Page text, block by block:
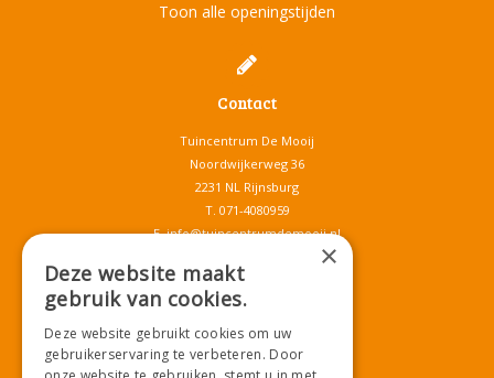
Toon alle openingstijden
Contact
Tuincentrum De Mooij
Noordwijkerweg 36
2231 NL Rijnsburg
T. 071-4080959
E.info@tuincentrumdemooij.nl
Download onze App!
×
Deze website maakt
gebruik van cookies.
Deze website gebruikt cookies om uw
gebruikerservaring te verbeteren. Door